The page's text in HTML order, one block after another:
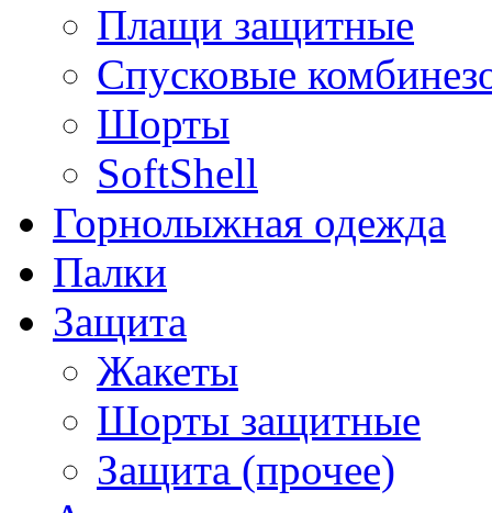
Плащи защитные
Спусковые
Шорты
SoftShell
Горнолыжная одежда
Палки
Защита
Жакеты
Шорты защитные
Защита (прочее)